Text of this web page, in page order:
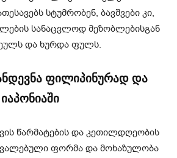
სტუმრობენ, ბავშვები კი,
სანაცვლოდ მეზობლებისგან
და ხურდა ფულს.
ფილიპინურად და
წარმატების და კეთილდღეობის
ფორმა და მოხაზულობა